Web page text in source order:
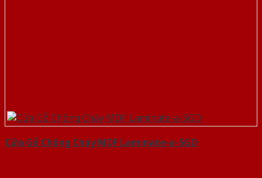
Cửa Gỗ Chống Cháy MDF Laminate-a-SGD